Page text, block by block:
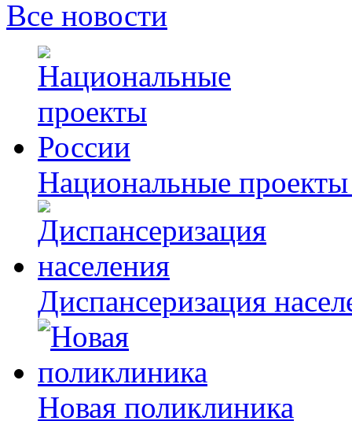
Все новости
Национальные
Диспансеризация
Новая поликлиника